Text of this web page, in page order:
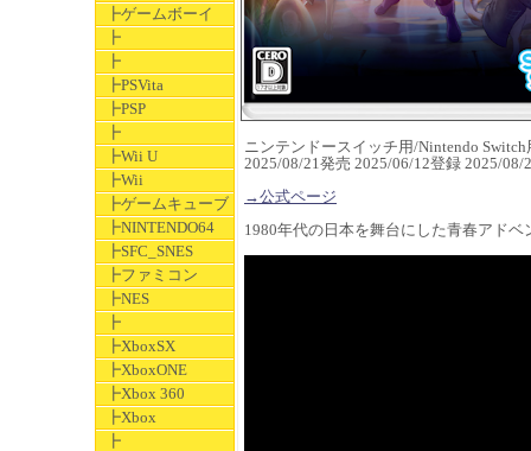
┣ゲームボーイ
┣
┣
┣PSVita
┣PSP
┣
┣Wii U
┣Wii
┣ゲームキューブ
┣NINTENDO64
┣SFC_SNES
┣ファミコン
┣NES
┣
┣XboxSX
┣XboxONE
┣Xbox 360
┣Xbox
┣
ニンテンドースイッチ用/Nintendo
2025/08/21発売 2025/06/12登録 2025/
→公式ページ
1980年代の日本を舞台にした青春アドベ